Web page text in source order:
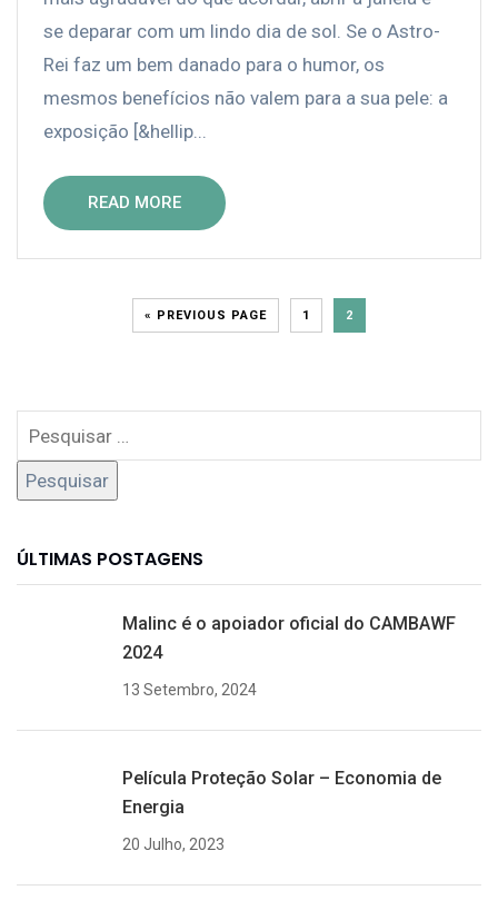
se deparar com um lindo dia de sol. Se o Astro-
Rei faz um bem danado para o humor, os
mesmos benefícios não valem para a sua pele: a
exposição [&hellip...
READ MORE
« PREVIOUS PAGE 1 2
ÚLTIMAS POSTAGENS
Malinc é o apoiador oficial do CAMBAWF
2024
13 Setembro, 2024
Película Proteção Solar – Economia de
Energia
20 Julho, 2023